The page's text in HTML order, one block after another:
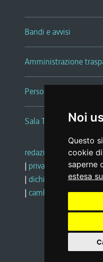
Noi
Questo
cookie
saperne
estesa
Bandi e avvisi
Amministrazione
Persone e Uffici
Sala Tiziano Tessitori
redazione web |note
| privacy
social
| dichiarazione di
| cambio preferenze